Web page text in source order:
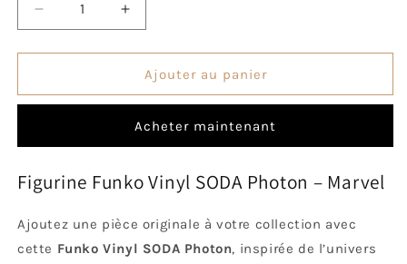
Réduire
la
quantité
Vinyl
Augmenter
la
quantité
Vinyl
Photon
Ajouter au panier
Acheter maintenant
Figurine Funko Vinyl SODA Photon – Marvel
Ajoutez une pièce originale à votre collection avec
cette Funko Vinyl SODA Photon, inspirée de l’univers